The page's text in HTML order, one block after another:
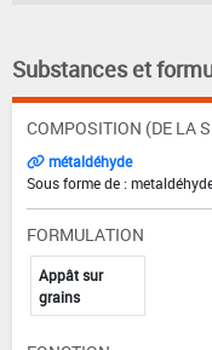
Substances et
COMPOSITION (DE LA
métaldéhyde
Sous forme de :
FORMULATION
Appât sur
grains